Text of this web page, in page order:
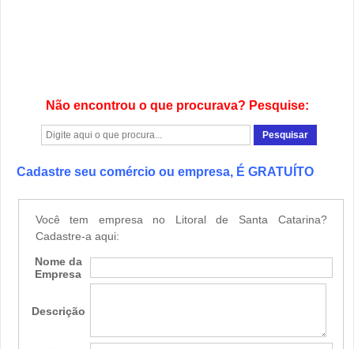
Não encontrou o que procurava? Pesquise:
Cadastre seu comércio ou empresa, É GRATUÍTO
Você tem empresa no Litoral de Santa Catarina?
Cadastre-a aqui:
Nome da
Empresa
Descrição